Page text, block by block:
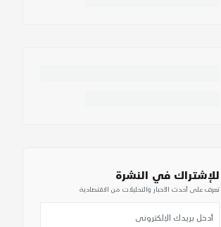
للإشتراك في النشرة
تعرف على أحدث الأخبار والتحليلات من الاقتصادية